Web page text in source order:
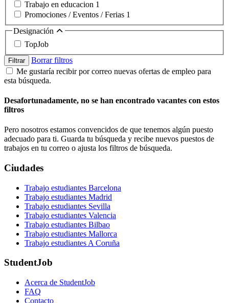
Trabajo en educacion 1
Promociones / Eventos / Ferias 1
Designación
TopJob
Filtrar
Borrar filtros
Me gustaría recibir por correo nuevas ofertas de empleo para
esta búsqueda.
Desafortunadamente, no se han encontrado vacantes con estos
filtros
Pero nosotros estamos convencidos de que tenemos algún puesto
adecuado para ti. Guarda tu búsqueda y recibe nuevos puestos de
trabajos en tu correo o ajusta los filtros de búsqueda.
Ciudades
Trabajo estudiantes Barcelona
Trabajo estudiantes Madrid
Trabajo estudiantes Sevilla
Trabajo estudiantes Valencia
Trabajo estudiantes Bilbao
Trabajo estudiantes Mallorca
Trabajo estudiantes A Coruña
StudentJob
Acerca de StudentJob
FAQ
Contacto